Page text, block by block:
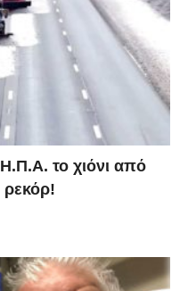
το χιόνι από